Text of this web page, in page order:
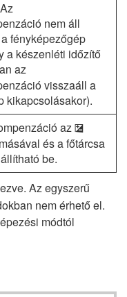
nem áll
fényképezőgép
a készenléti időzítő
az
visszaáll a
kikapcsolásakor).
az E
és a főtárcsa
be.
Az egyszerű
nem érhető el.
módtól